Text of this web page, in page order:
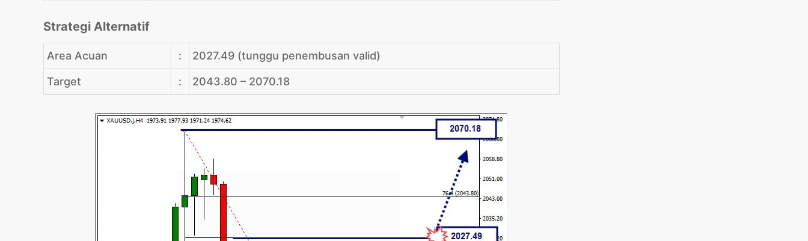
Strategi Alternatif
Area Acuan : 2027.49 (tunggu penembusan valid)
Target : 2043.80 – 2070.18